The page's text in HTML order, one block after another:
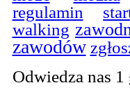
regulamin
walking
zawodów
Odwiedza nas 1